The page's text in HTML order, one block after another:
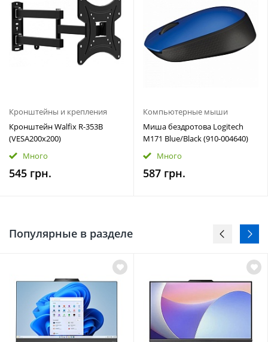
Кронштейны и крепления
Кронштейн Walfix R-353B
(VESA200х200)
Много
545 грн.
Компьютерные мыши
Миша бездротова Logitech
M171 Blue/Black (910-004640)
Много
587 грн.
Популярные в разделе